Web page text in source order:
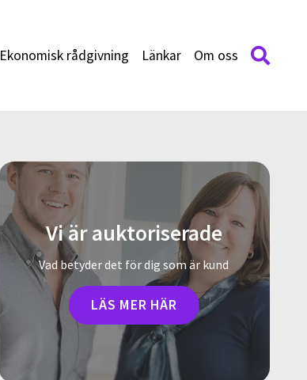
Ekonomisk rådgivning Länkar Om oss
Vi är auktoriserade
Vad betyder det för dig som är kund
LÄS MER HÄR